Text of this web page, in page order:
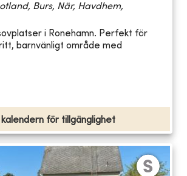
Burs, När, Havdhem,
i Ronehamn. Perfekt för
barnvänligt område med
kalendern för tillgänglighet